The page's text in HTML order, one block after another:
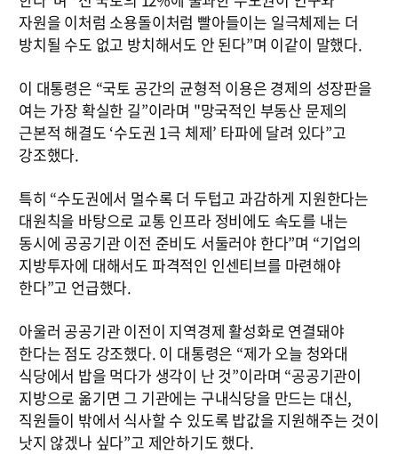
자원을 이처럼 소용돌이처럼 빨아들이는 일극체제는 더
방치될 수도 없고 방치해서도 안 된다”며 이같이 말했다.
이 대통령은 “국토 공간의 균형적 이용은 경제의 성장판을
여는 가장 확실한 길”이라며 "망국적인 부동산 문제의
근본적 해결도 ‘수도권 1극 체제’ 타파에 달려 있다”고
강조했다.
특히 “수도권에서 멀수록 더 두텁고 과감하게 지원한다는
대원칙을 바탕으로 교통 인프라 정비에도 속도를 내는
동시에 공공기관 이전 준비도 서둘러야 한다”며 “기업의
지방투자에 대해서도 파격적인 인센티브를 마련해야
한다”고 언급했다.
아울러 공공기관 이전이 지역경제 활성화로 연결돼야
한다는 점도 강조했다. 이 대통령은 “제가 오늘 청와대
식당에서 밥을 먹다가 생각이 난 것”이라며 “공공기관이
지방으로 옮기면 그 기관에는 구내식당을 만드는 대신,
직원들이 밖에서 식사할 수 있도록 밥값을 지원해주는 것이
낫지 않겠나 싶다”고 제안하기도 했다.